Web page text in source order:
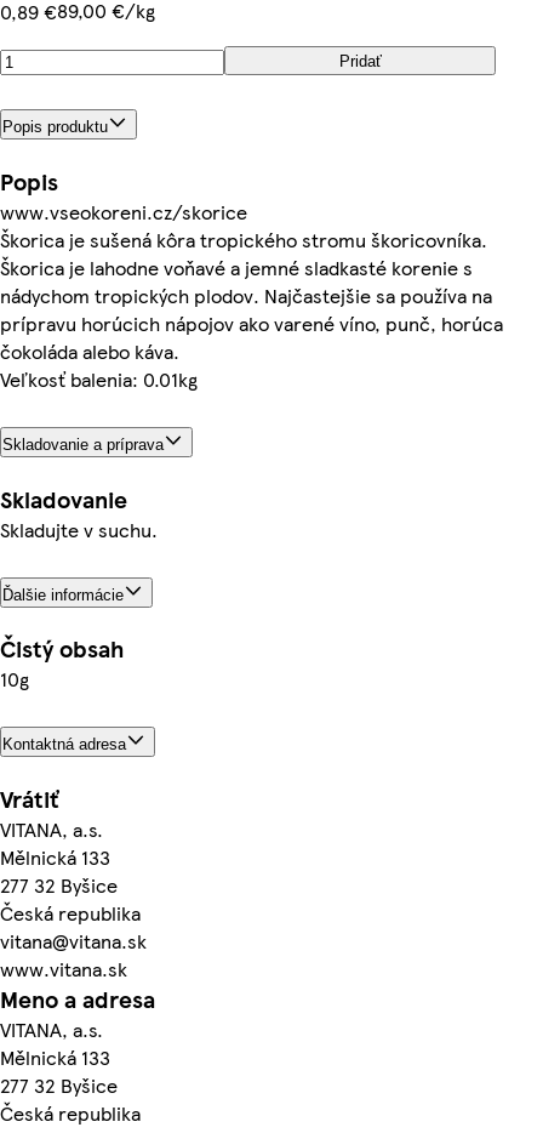
0,89 €89,00 €/kg
Pridať
Popis produktu
Popis
www.vseokoreni.cz/skorice
Škorica je sušená kôra tropického stromu škoricovníka.
Škorica je lahodne voňavé a jemné sladkasté korenie s
nádychom tropických plodov. Najčastejšie sa používa na
prípravu horúcich nápojov ako varené víno, punč, horúca
čokoláda alebo káva.
Veľkosť balenia: 0.01kg
Skladovanie a príprava
Skladovanie
Skladujte v suchu.
Ďalšie informácie
Čistý obsah
10g
Kontaktná adresa
Vrátiť
VITANA, a.s.
Mělnická 133
277 32 Byšice
Česká republika
vitana@vitana.sk
www.vitana.sk
Meno a adresa
VITANA, a.s.
Mělnická 133
277 32 Byšice
Česká republika